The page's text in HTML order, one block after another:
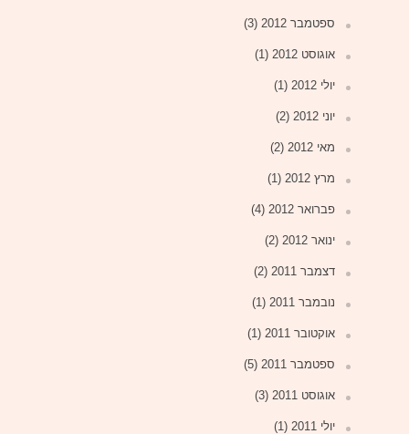
ספטמבר 2012 (3)
אוגוסט 2012 (1)
יולי 2012 (1)
יוני 2012 (2)
מאי 2012 (2)
מרץ 2012 (1)
פברואר 2012 (4)
ינואר 2012 (2)
דצמבר 2011 (2)
נובמבר 2011 (1)
אוקטובר 2011 (1)
ספטמבר 2011 (5)
אוגוסט 2011 (3)
יולי 2011 (1)